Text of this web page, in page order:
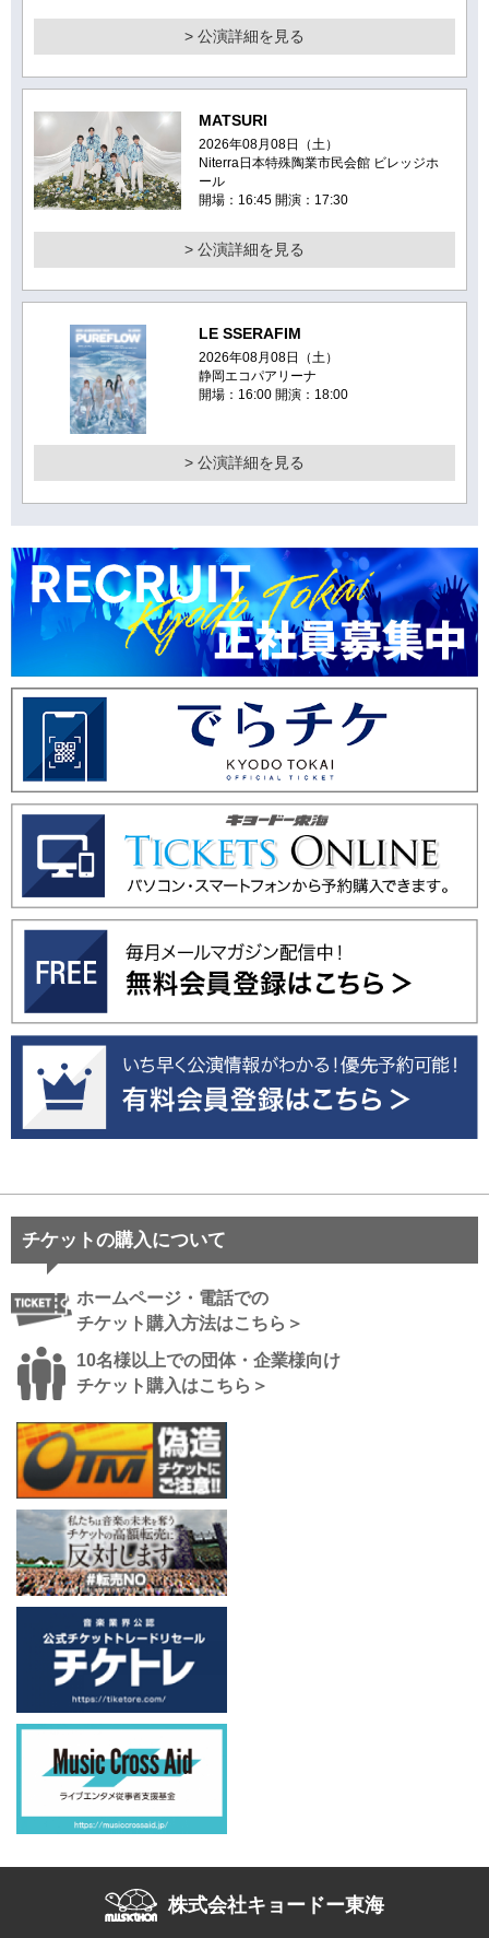
> 公演詳細を見る
MATSURI
2026年08月08日（土）
Niterra日本特殊陶業市民会館 ビレッジホ
ール
開場：16:45 開演：17:30
> 公演詳細を見る
LE SSERAFIM
2026年08月08日（土）
静岡エコパアリーナ
開場：16:00 開演：18:00
> 公演詳細を見る
チケットの購入について
ホームページ・電話での
チケット購入方法はこちら＞
10名様以上での団体・企業様向け
チケット購入はこちら＞
株式会社キョードー東海